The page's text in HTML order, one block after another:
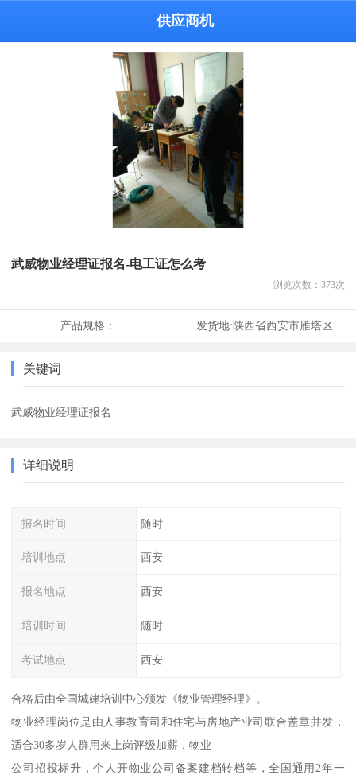
供应商机
武威物业经理证报名-电工证怎么考
浏览次数： 373次
产品规格： 发货地:陕西省西安市雁塔区
关键词
武威物业经理证报名
详细说明
报名时间 随时
培训地点 西安
报名地点 西安
培训时间 随时
考试地点 西安
合格后由全国城建培训中心颁发《物业管理经理》。
物业经理岗位是由人事教育司和住宅与房地产业司联合盖章并发，
适合30多岁人群用来上岗评级加薪，物业
公司招投标升，个人开物业公司备案建档转档等，全国通用2年一